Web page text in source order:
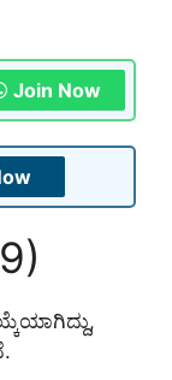
Join Now